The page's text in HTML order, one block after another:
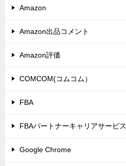
Amazon
Amazon出品コメント
Amazon評価
COMCOM(コムコム）
FBA
FBAパートナーキャリアサービス
Google Chrome